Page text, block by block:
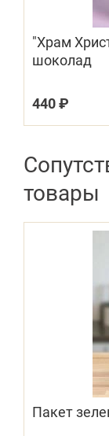
"Храм
шоколад
440 ₽
товары
Пакет